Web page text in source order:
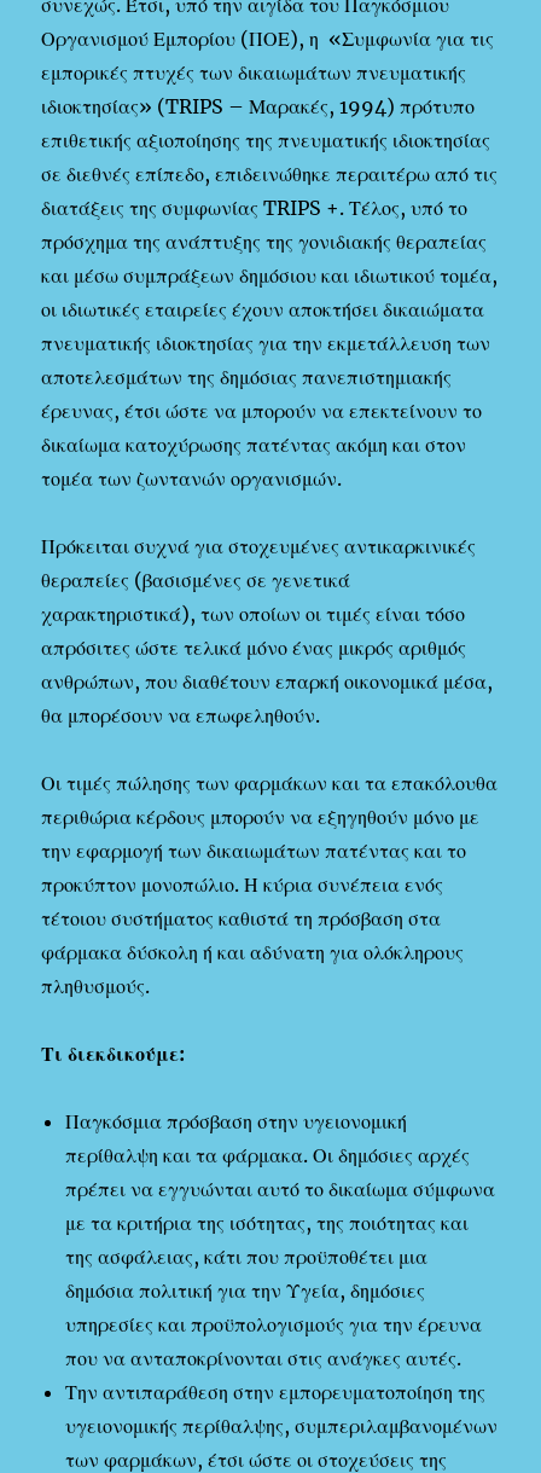
συνεχώς. Έτσι, υπό την αιγίδα του Παγκόσμιου
Οργανισμού Εμπορίου (ΠΟΕ), η «Συμφωνία για τις
εμπορικές πτυχές των δικαιωμάτων πνευματικής
ιδιοκτησίας» (TRIPS – Μαρακές, 1994) πρότυπο
επιθετικής αξιοποίησης της πνευματικής ιδιοκτησίας
σε διεθνές επίπεδο, επιδεινώθηκε περαιτέρω από τις
διατάξεις της συμφωνίας TRIPS +. Τέλος, υπό το
πρόσχημα της ανάπτυξης της γονιδιακής θεραπείας
και μέσω συμπράξεων δημόσιου και ιδιωτικού τομέα,
οι ιδιωτικές εταιρείες έχουν αποκτήσει δικαιώματα
πνευματικής ιδιοκτησίας για την εκμετάλλευση των
αποτελεσμάτων της δημόσιας πανεπιστημιακής
έρευνας, έτσι ώστε να μπορούν να επεκτείνουν το
δικαίωμα κατοχύρωσης πατέντας ακόμη και στον
τομέα των ζωντανών οργανισμών.
Πρόκειται συχνά για στοχευμένες αντικαρκινικές
θεραπείες (βασισμένες σε γενετικά
χαρακτηριστικά), των οποίων οι τιμές είναι τόσο
απρόσιτες ώστε τελικά μόνο ένας μικρός αριθμός
ανθρώπων, που διαθέτουν επαρκή οικονομικά μέσα,
θα μπορέσουν να επωφεληθούν.
Οι τιμές πώλησης των φαρμάκων και τα επακόλουθα
περιθώρια κέρδους μπορούν να εξηγηθούν μόνο με
την εφαρμογή των δικαιωμάτων πατέντας και το
προκύπτον μονοπώλιο. Η κύρια συνέπεια ενός
τέτοιου συστήματος καθιστά τη πρόσβαση στα
φάρμακα δύσκολη ή και αδύνατη για ολόκληρους
πληθυσμούς.
Τι διεκδικούμε:
Παγκόσμια πρόσβαση στην υγειονομική
περίθαλψη και τα φάρμακα. Οι δημόσιες αρχές
πρέπει να εγγυώνται αυτό το δικαίωμα σύμφωνα
με τα κριτήρια της ισότητας, της ποιότητας και
της ασφάλειας, κάτι που προϋποθέτει μια
δημόσια πολιτική για την Υγεία, δημόσιες
υπηρεσίες και προϋπολογισμούς για την έρευνα
που να ανταποκρίνονται στις ανάγκες αυτές.
Την αντιπαράθεση στην εμπορευματοποίηση της
υγειονομικής περίθαλψης, συμπεριλαμβανομένων
των φαρμάκων, έτσι ώστε οι στοχεύσεις της